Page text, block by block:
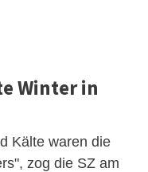
Winter in
Kälte waren die
zog die SZ am